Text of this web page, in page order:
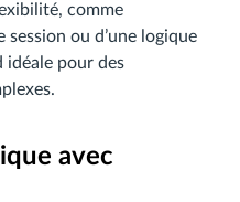
comme
session ou d’une logique
idéale pour des
avec